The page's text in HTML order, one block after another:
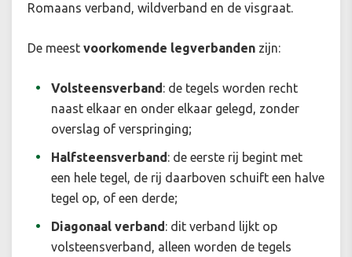
Romaans verband, wildverband en de visgraat.
De meest voorkomende legverbanden zijn:
Volsteensverband: de tegels worden recht
naast elkaar en onder elkaar gelegd, zonder
overslag of verspringing;
Halfsteensverband: de eerste rij begint met
een hele tegel, de rij daarboven schuift een halve
tegel op, of een derde;
Diagonaal verband: dit verband lijkt op
volsteensverband, alleen worden de tegels